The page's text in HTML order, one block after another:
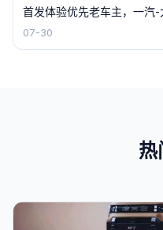
首发体验优先老车主，一汽
07-30
热